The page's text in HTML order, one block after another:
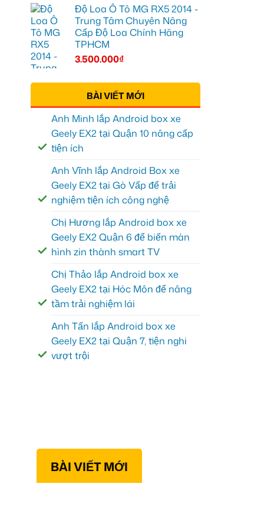
Độ Loa Ô Tô MG RX5 2014 -
Trung Tâm Chuyên Nâng
Cấp Độ Loa Chính Hãng
TPHCM
3.500.000₫
BÀI VIẾT MỚI
Anh Minh lắp Android box xe
Geely EX2 tại Quận 10 nâng cấp
tiện ích
Anh Vĩnh lắp Android Box xe
Geely EX2 tại Gò Vấp để trải
nghiệm tiện ích công nghệ
Chị Hương lắp Android box xe
Geely EX2 Quận 6 để biến màn
hình zin thành smart TV
Chị Thảo lắp Android box xe
Geely EX2 tại Hóc Môn để nâng
tầm trải nghiệm lái
Anh Tấn lắp Android box xe
Geely EX2 tại Quận 7, tiện nghi
vượt trội
BÀI VIẾT MỚI